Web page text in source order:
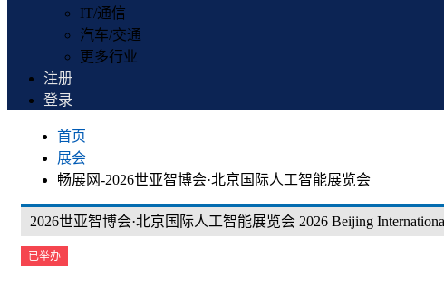
IT/通信
汽车/交通
更多行业
注册
登录
首页
展会
畅展网-2026世亚智博会·北京国际人工智能展览会
2026世亚智博会·北京国际人工智能展览会 2026 Beijing
已举办